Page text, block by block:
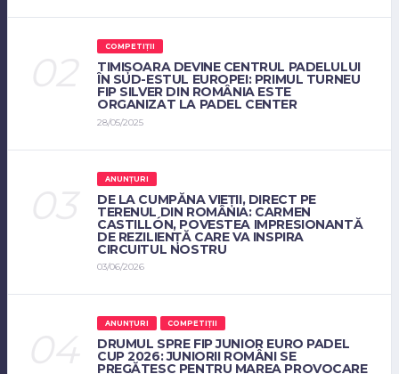
COMPETIȚII
TIMIȘOARA DEVINE CENTRUL PADELULUI
ÎN SUD-ESTUL EUROPEI: PRIMUL TURNEU
FIP SILVER DIN ROMÂNIA ESTE
ORGANIZAT LA PADEL CENTER
28/05/2025
ANUNȚURI
DE LA CUMPĂNA VIEȚII, DIRECT PE
TERENUL DIN ROMÂNIA: CARMEN
CASTILLÓN, POVESTEA IMPRESIONANTĂ
DE REZILIENȚĂ CARE VA INSPIRA
CIRCUITUL NOSTRU
03/06/2026
ANUNȚURI COMPETIȚII
DRUMUL SPRE FIP JUNIOR EURO PADEL
CUP 2026: JUNIORII ROMÂNI SE
PREGĂTESC PENTRU MAREA PROVOCARE